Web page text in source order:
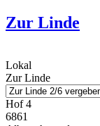
Zur Linde
Lokal
Zur Linde
Hof 4
6861